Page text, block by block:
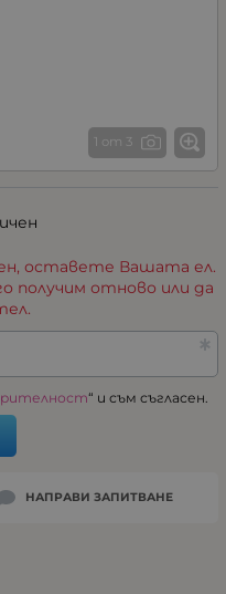
1 от 3
оставете Вашата ел.
получим отново или да
“ и съм съгласен.
НАПРАВИ ЗАПИТВАНЕ